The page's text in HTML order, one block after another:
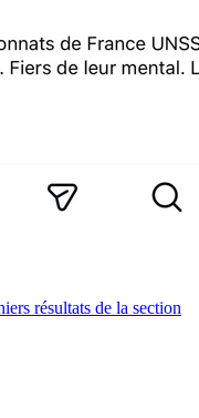
résultats de la section